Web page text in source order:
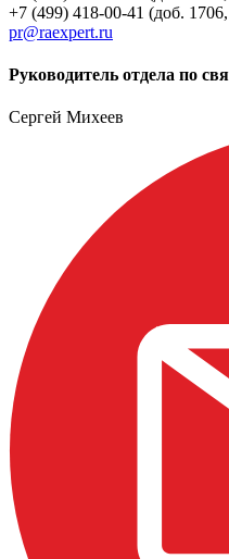
+7 (499) 418-00-41 (доб.
pr@raexpert.ru
Руководитель отдела по
Сергей Михеев